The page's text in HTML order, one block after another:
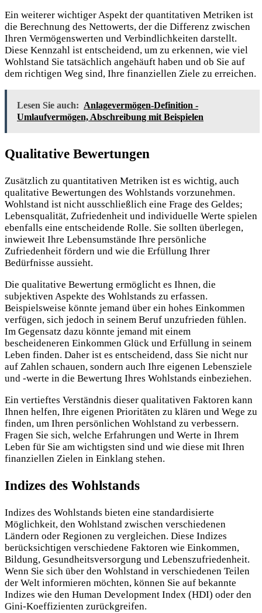
Ein weiterer wichtiger Aspekt der quantitativen Metriken ist
die Berechnung des Nettowerts, der die Differenz zwischen
Ihren Vermögenswerten und Verbindlichkeiten darstellt.
Diese Kennzahl ist entscheidend, um zu erkennen, wie viel
Wohlstand Sie tatsächlich angehäuft haben und ob Sie auf
dem richtigen Weg sind, Ihre finanziellen Ziele zu erreichen.
Lesen Sie auch: Anlagevermögen-Definition -
Umlaufvermögen, Abschreibung mit Beispielen
Qualitative Bewertungen
Zusätzlich zu quantitativen Metriken ist es wichtig, auch
qualitative Bewertungen des Wohlstands vorzunehmen.
Wohlstand ist nicht ausschließlich eine Frage des Geldes;
Lebensqualität, Zufriedenheit und individuelle Werte spielen
ebenfalls eine entscheidende Rolle. Sie sollten überlegen,
inwieweit Ihre Lebensumstände Ihre persönliche
Zufriedenheit fördern und wie die Erfüllung Ihrer
Bedürfnisse aussieht.
Die qualitative Bewertung ermöglicht es Ihnen, die
subjektiven Aspekte des Wohlstands zu erfassen.
Beispielsweise könnte jemand über ein hohes Einkommen
verfügen, sich jedoch in seinem Beruf unzufrieden fühlen.
Im Gegensatz dazu könnte jemand mit einem
bescheideneren Einkommen Glück und Erfüllung in seinem
Leben finden. Daher ist es entscheidend, dass Sie nicht nur
auf Zahlen schauen, sondern auch Ihre eigenen Lebensziele
und -werte in die Bewertung Ihres Wohlstands einbeziehen.
Ein vertieftes Verständnis dieser qualitativen Faktoren kann
Ihnen helfen, Ihre eigenen Prioritäten zu klären und Wege zu
finden, um Ihren persönlichen Wohlstand zu verbessern.
Fragen Sie sich, welche Erfahrungen und Werte in Ihrem
Leben für Sie am wichtigsten sind und wie diese mit Ihren
finanziellen Zielen in Einklang stehen.
Indizes des Wohlstands
Indizes des Wohlstands bieten eine standardisierte
Möglichkeit, den Wohlstand zwischen verschiedenen
Ländern oder Regionen zu vergleichen. Diese Indizes
berücksichtigen verschiedene Faktoren wie Einkommen,
Bildung, Gesundheitsversorgung und Lebenszufriedenheit.
Wenn Sie sich über den Wohlstand in verschiedenen Teilen
der Welt informieren möchten, können Sie auf bekannte
Indizes wie den Human Development Index (HDI) oder den
Gini-Koeffizienten zurückgreifen.